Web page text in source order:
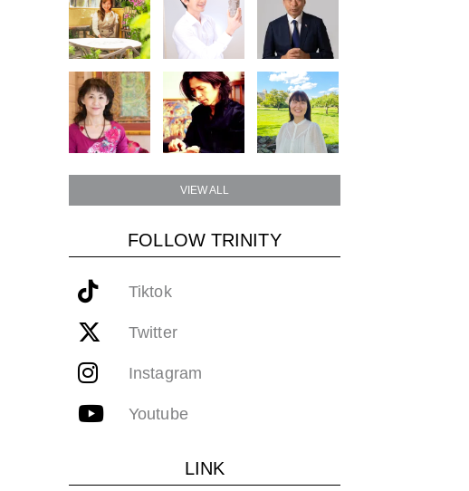
VIEW ALL
FOLLOW TRINITY
Tiktok
Twitter
Instagram
Youtube
LINK